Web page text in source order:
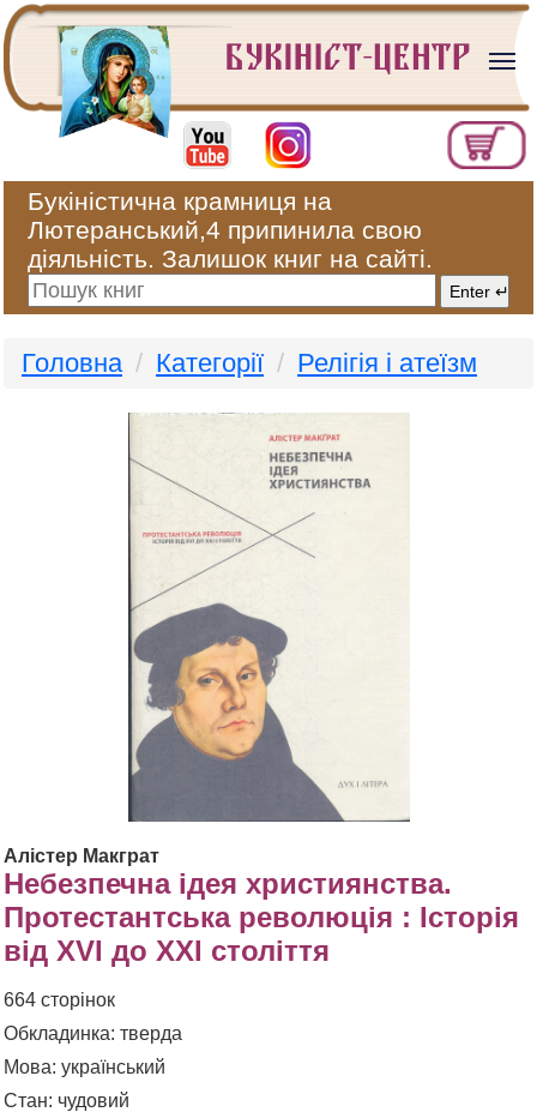
Букіністична крамниця на
Лютеранський,4 припинила свою
діяльність. Залишок книг на сайті.
Головна Категорії Релігія і атеїзм
Алістер Макграт
Небезпечна ідея християнства.
Протестантська революція : Історія
від XVI до XXI століття
664 сторінок
Обкладинка: тверда
Мова: український
Стан: чудовий